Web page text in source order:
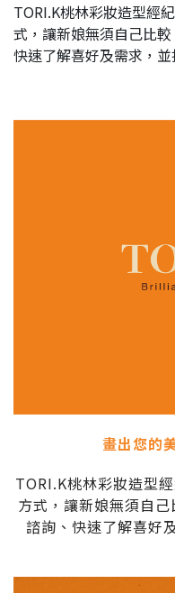
TORI.K桃林彩妝造型經
式，讓新娘無須自己比
快速了解喜好及需求，
畫出您的
TORI.K桃林彩妝造型
方式，讓新娘無須自
諮詢、快速了解喜好